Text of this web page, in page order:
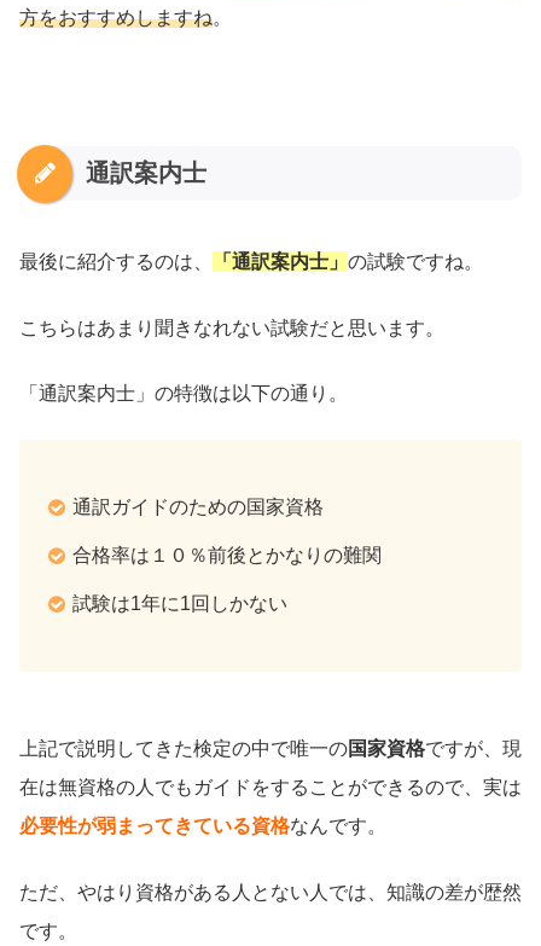
方をおすすめしますね。
通訳案内士
最後に紹介するのは、 「通訳案内士」 の試験ですね。
こちらはあまり聞きなれない試験だと思います。
「通訳案内士」の特徴は以下の通り。
通訳ガイドのための国家資格
合格率は１０％前後とかなりの難関
試験は1年に1回しかない
上記で説明してきた検定の中で唯一の国家資格ですが、現
在は無資格の人でもガイドをすることができるので、実は
必要性が弱まってきている資格なんです。
ただ、やはり資格がある人とない人では、知識の差が歴然
です。